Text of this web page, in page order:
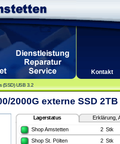
Kontakt
(SSD) USB 3.2
2000G externe SSD 2TB
Lagerstatus Erklärung,
Shop Amstetten
2 Stk
Shop St. Pölten
2 Stk